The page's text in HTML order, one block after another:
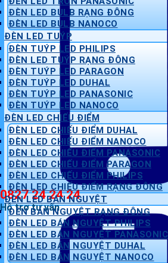
0827 24 24 24
Hỗ trợ tư vấn
ĐÈN LED BULB RẠNG ĐÔNG
ĐÈN LED BULB NANOCO
ĐÈN LED TUÝP
ĐÈN TUÝP LED PHILIPS
ĐÈN LED TUÝP RẠNG ĐÔNG
ĐÈN TUÝP LED PARAGON
ĐÈN TUÝP LED DUHAL
ĐÈN TUÝP LED PANASONIC
ĐÈN TUÝP LED NANOCO
ĐÈN LED CHIẾU ĐIỂM
ĐÈN LED CHIẾU ĐIỂM DUHAL
ĐÈN LED CHIẾU ĐIỂM NANOCO
ĐÈN LED CHIẾU ĐIỂM PANASONIC
ĐÈN LED CHIẾU ĐIỂM PARAGON
ĐÈN LED CHIẾU ĐIỂM PHILIPS
ĐÈN LED CHIẾU ĐIỂM RẠNG ĐÔNG
ĐÈN LED BÁN NGUYỆT
ĐÈN BÁN NGUYỆT RẠNG ĐÔNG
ĐÈN LED BÁN NGUYỆT PHILIPS
ĐÈN LED BÁN NGUYỆT PANASONIC
ĐÈN LED BÁN NGUYỆT DUHAL
ĐÈN LED BÁN NGUYỆT NANOCO